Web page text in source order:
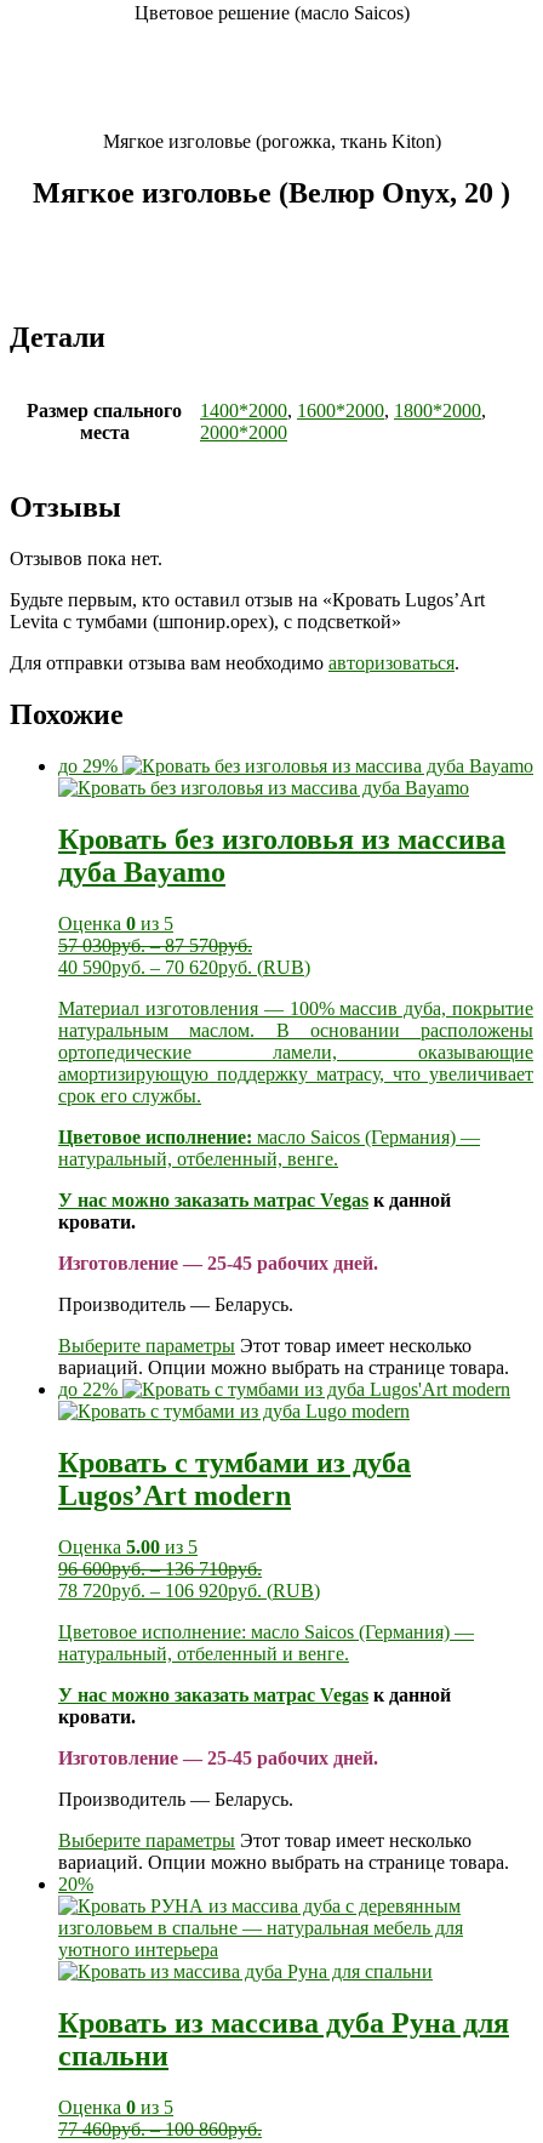
Цветовое решение (масло Saicos)
Мягкое изголовье (рогожка, ткань Kiton)
Мягкое изголовье (Велюр Onyx, 20 )
Детали
Размер спального
места
1400*2000, 1600*2000, 1800*2000,
2000*2000
Отзывы
Отзывов пока нет.
Будьте первым, кто оставил отзыв на «Кровать Lugos’Art
Levita с тумбами (шпонир.орех), с подсветкой»
Для отправки отзыва вам необходимо авторизоваться.
Похожие
до 29%
Кровать без изголовья из массива
дуба Bayamo
Оценка 0 из 5
57 030руб.–87 570руб.
40 590руб. – 70 620руб. (RUB)
Материал изготовления — 100% массив дуба, покрытие
натуральным маслом. В основании расположены
ортопедические ламели, оказывающие
амортизирующую поддержку матрасу, что увеличивает
срок его службы.
Цветовое исполнение: масло Saicos (Германия) —
натуральный, отбеленный, венге.
У нас можно заказать матрас Vegas к данной
кровати.
Изготовление — 25-45 рабочих дней.
Производитель — Беларусь.
Выберите параметры Этот товар имеет несколько
вариаций. Опции можно выбрать на странице товара.
до 22%
Кровать с тумбами из дуба
Lugos’Art modern
Оценка 5.00 из 5
96 600руб.–136 710руб.
78 720руб. – 106 920руб. (RUB)
Цветовое исполнение: масло Saicos (Германия) —
натуральный, отбеленный и венге.
У нас можно заказать матрас Vegas к данной
кровати.
Изготовление — 25-45 рабочих дней.
Производитель — Беларусь.
Выберите параметры Этот товар имеет несколько
вариаций. Опции можно выбрать на странице товара.
20%
Кровать из массива дуба Руна для
спальни
Оценка 0 из 5
77 460руб.–100 860руб.